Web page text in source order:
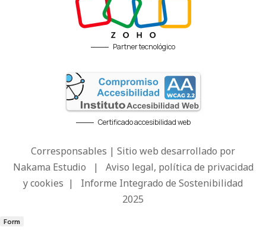
Partner tecnológico
Certificado accesibilidad web
Corresponsables | Sitio web desarrollado por
Nakama Estudio | Aviso legal, política de privacidad
y cookies | Informe Integrado de Sostenibilidad
2025
Form